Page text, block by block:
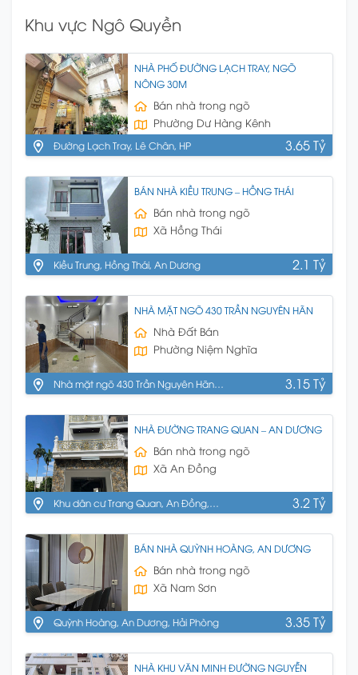
Bán nhà trong ngõ Huyện Tiên Lãng
Khu vực Ngô Quyền
NHÀ PHỐ ĐƯỜNG LẠCH TRAY, NGÕ
NÔNG 30M
Bán nhà trong ngõ
Phường Dư Hàng Kênh
Đường Lạch Tray, Lê Chân, HP
3.65 Tỷ
BÁN NHÀ KIỀU TRUNG – HỒNG THÁI
Bán nhà trong ngõ
Xã Hồng Thái
Kiều Trung, Hồng Thái, An Dương 2.1 Tỷ
NHÀ MẶT NGÕ 430 TRẦN NGUYÊN HÃN
Nhà Đất Bán
Phường Niệm Nghĩa
Nhà mặt ngõ 430 Trần Nguyên Hãn,
3.15 Tỷ
NHÀ ĐƯỜNG TRANG QUAN – AN DƯƠNG
Bán nhà trong ngõ
Xã An Đồng
Khu dân cư Trang Quan, An Đồng,
3.2 Tỷ
BÁN NHÀ QUỲNH HOÀNG, AN DƯƠNG
Bán nhà trong ngõ
Xã Nam Sơn
Quỳnh Hoàng, An Dương, Hải Phòng 3.35 Tỷ
NHÀ KHU VĂN MINH ĐƯỜNG NGUYỄN